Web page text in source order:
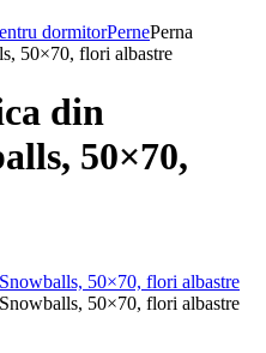
dormitorPernePerna
50×70, flori albastre
din
50×70,